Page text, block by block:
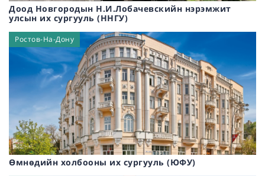
Доод Новгородын Н.И.Лобачевскийн нэрэмжит
улсын их сургууль (ННГУ)
Өмнөдийн холбооны их сургууль (ЮФУ)
Ростов-На-Дону